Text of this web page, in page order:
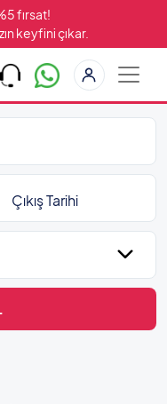
fırsat!
keyfini çıkar.